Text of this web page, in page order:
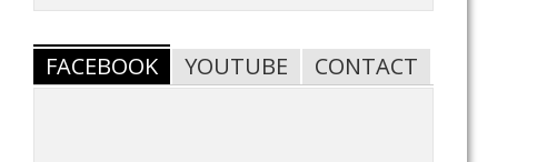
FACEBOOK YOUTUBE CONTACT